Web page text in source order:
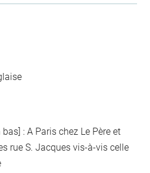
: A Paris chez Le Père et
rue S. Jacques vis-à-vis celle